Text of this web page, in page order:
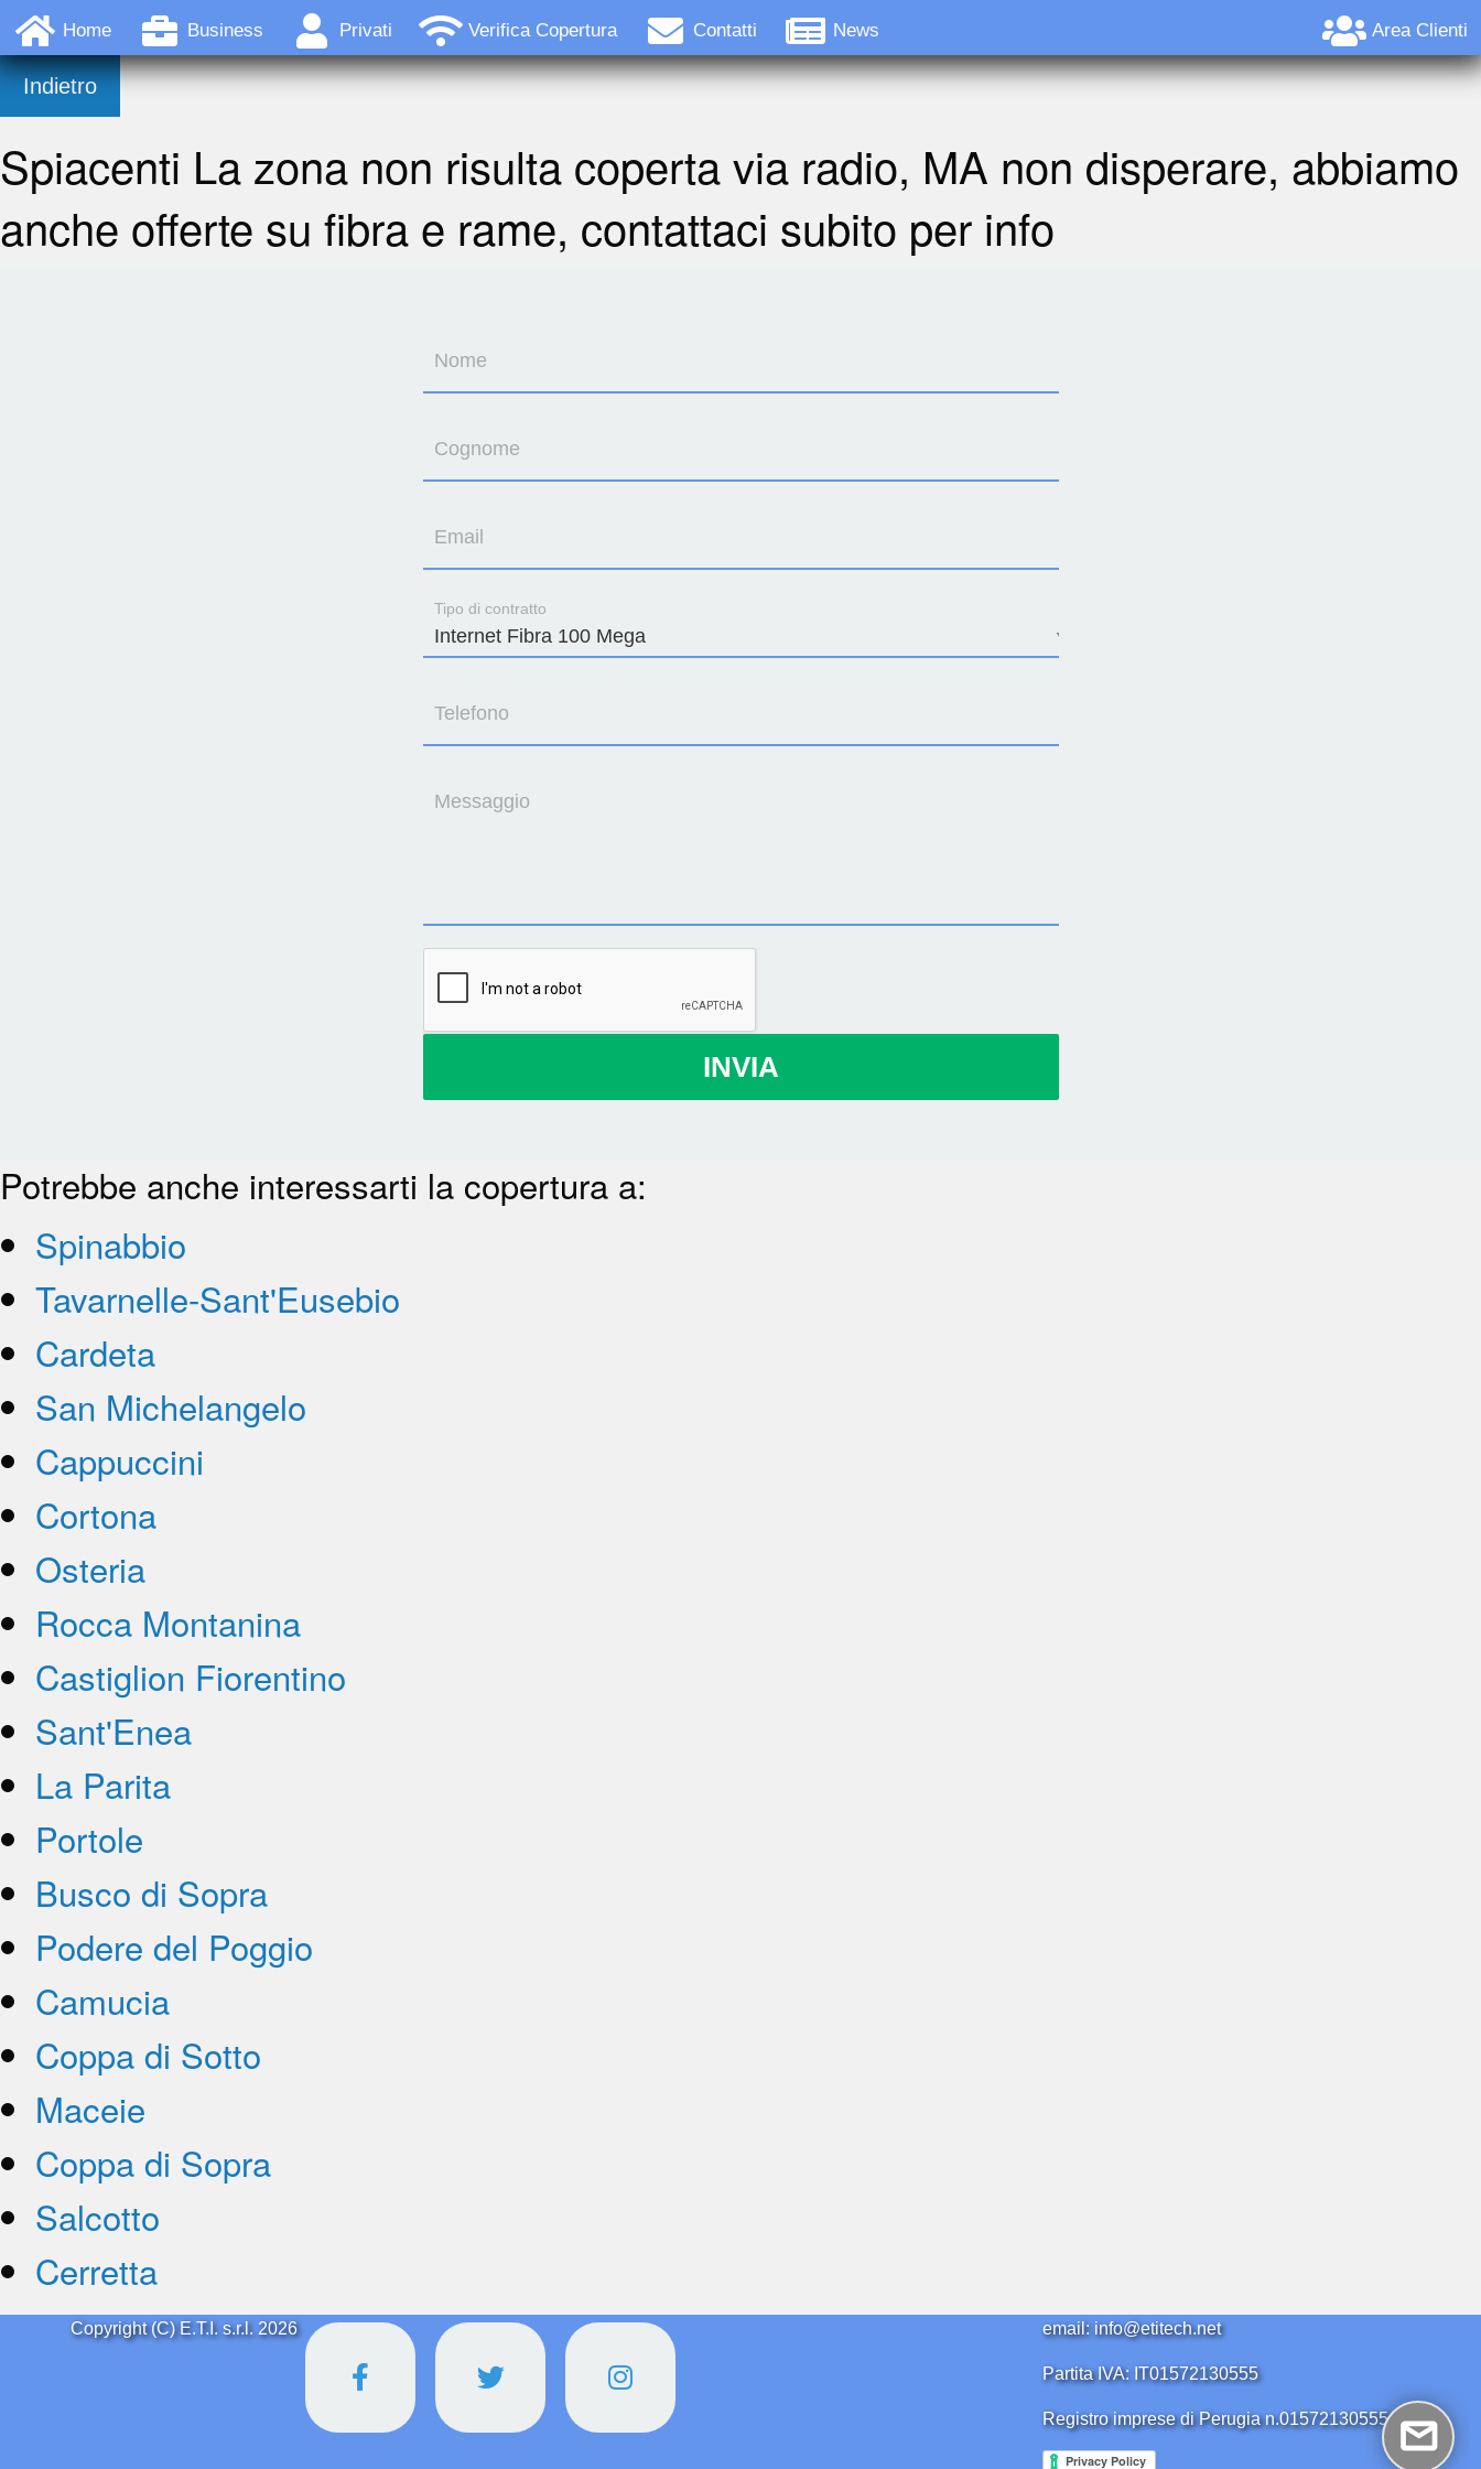
Home Business Privati Verifica Copertura Contatti News Area Clienti
Indietro
Spiacenti La zona non risulta coperta via radio, MA non disperare, abbiamo
anche offerte su fibra e rame, contattaci subito per info
Nome
Cognome
Email
Tipo di contratto
Telefono
Messaggio
INVIA
Potrebbe anche interessarti la copertura a:
Spinabbio
Tavarnelle-Sant'Eusebio
Cardeta
San Michelangelo
Cappuccini
Cortona
Osteria
Rocca Montanina
Castiglion Fiorentino
Sant'Enea
La Parita
Portole
Busco di Sopra
Podere del Poggio
Camucia
Coppa di Sotto
Maceie
Coppa di Sopra
Salcotto
Cerretta
Copyright (C) E.T.I. s.r.l. 2026 email: info@etitech.net
Partita IVA: IT01572130555
Registro imprese di Perugia n.01572130555